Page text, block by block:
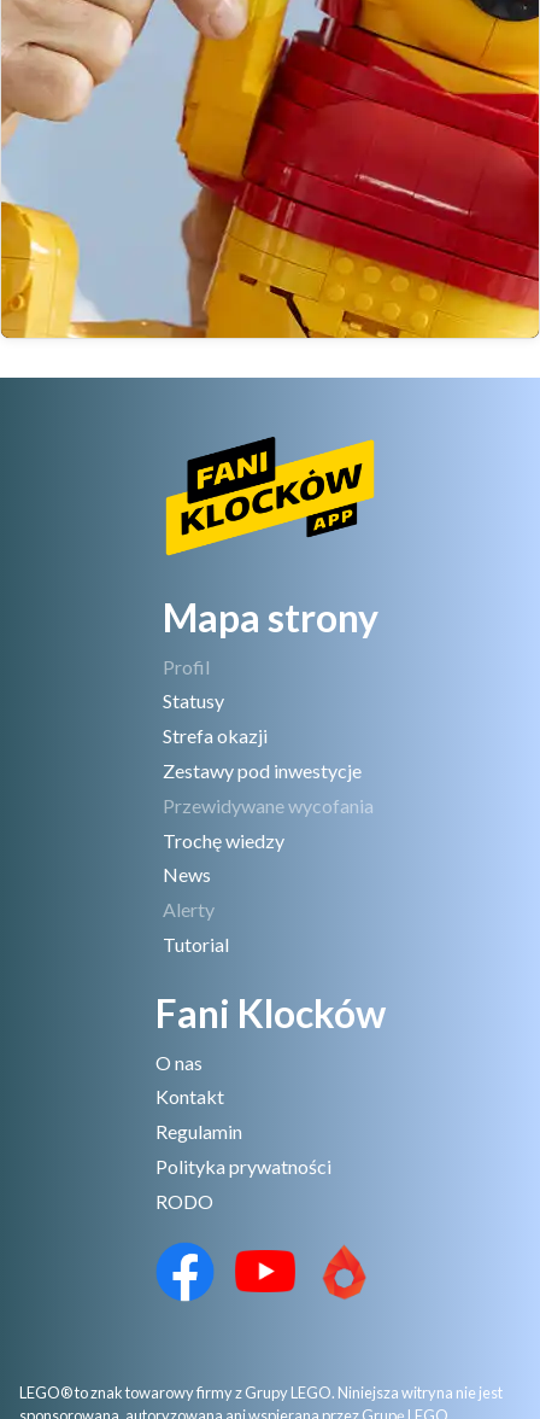
Mapa strony
Profil
Statusy
Strefa okazji
Zestawy pod inwestycje
Przewidywane wycofania
Trochę wiedzy
News
Alerty
Tutorial
Fani Klocków
O nas
Kontakt
Regulamin
Polityka prywatności
RODO
LEGO® to znak towarowy firmy z Grupy LEGO. Niniejsza witryna nie jest